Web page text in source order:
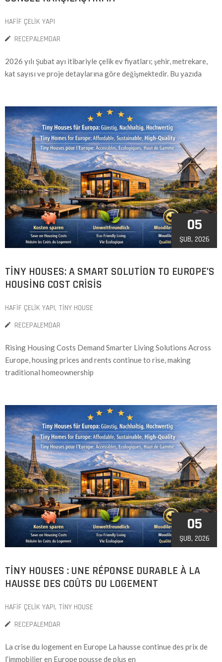
HAFIF ÇELIK YAPI
RECEPALEMDAR
2026 yılı Şubat ayı itibariyle çelik ev fiyatları; şehir, metrekare,
kat sayısı ve proje detaylarına göre değişmektedir. Bu yazıda
05
ŞUB, 2026
TINY HOUSES: A SMART SOLUTION TO EUROPE’S
HOUSING COST CRISIS
HAFIF ÇELIK YAPI‚ TINY HOUSE
RECEPALEMDAR
Rising Housing Costs Demand Smarter Living Solutions Across
Europe, housing prices and rents continue to rise, making
traditional homeownership
05
ŞUB, 2026
TINY HOUSES : UNE RÉPONSE DURABLE À LA
HAUSSE DES COÛTS DU LOGEMENT
HAFIF ÇELIK YAPI‚ TINY HOUSE
RECEPALEMDAR
La crise du logement en Europe La hausse continue des prix de
l’immobilier en Europe pousse de plus en